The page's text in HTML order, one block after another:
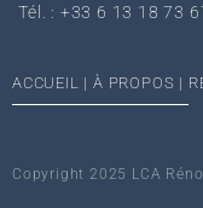
Tél. : +33 6 13 18 73
ACCUEIL |À PROPOS |
Copyright 2025 LCA